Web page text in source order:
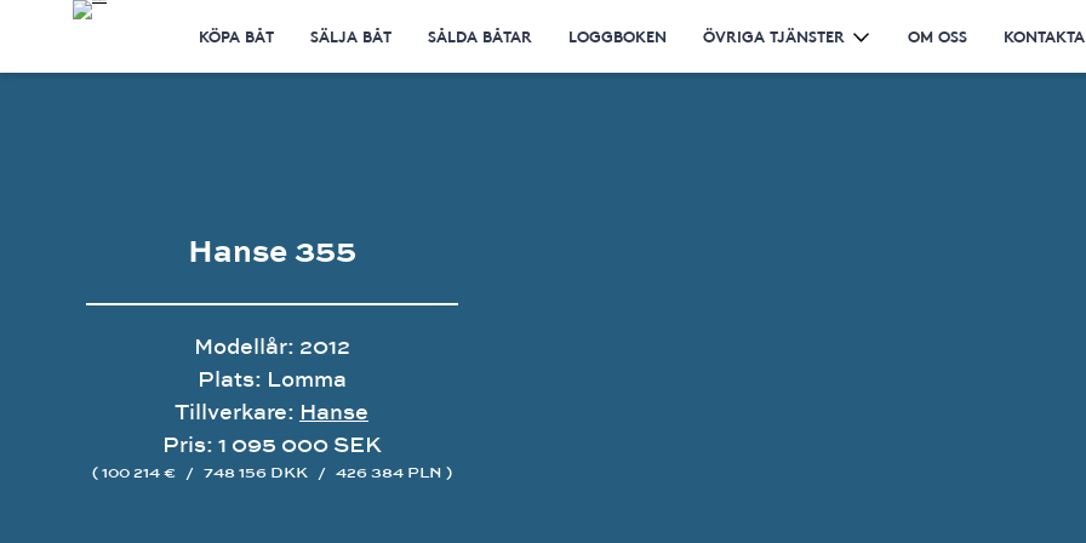
KÖPA BÅT SÄLJA BÅT SÅLDA BÅTAR LOGGBOKEN ÖVRIGA TJÄNSTER OM OSS
Hanse 355
Modellår: 2012
Plats: Lomma
Tillverkare: Hanse
Pris: 1 095 000 SEK
( 100 214 € / 748 156 DKK / 426 384 PLN )